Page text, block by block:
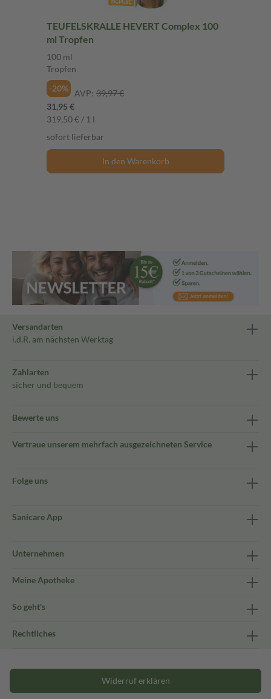
TEUFELSKRALLE HEVERT Complex 100
ml Tropfen
100 ml
Tropfen
-20%
AVP: 39,97 €
31,95 €
319,50 € / 1 l
sofort lieferbar
In den Warenkorb
Versandarten
i.d.R. am nächsten Werktag
Zahlarten
sicher und bequem
Bewerte uns
Vertraue unserem mehrfach ausgezeichneten Service
Folge uns
Sanicare App
Unternehmen
Meine Apotheke
So geht's
Rechtliches
Widerruf erklären